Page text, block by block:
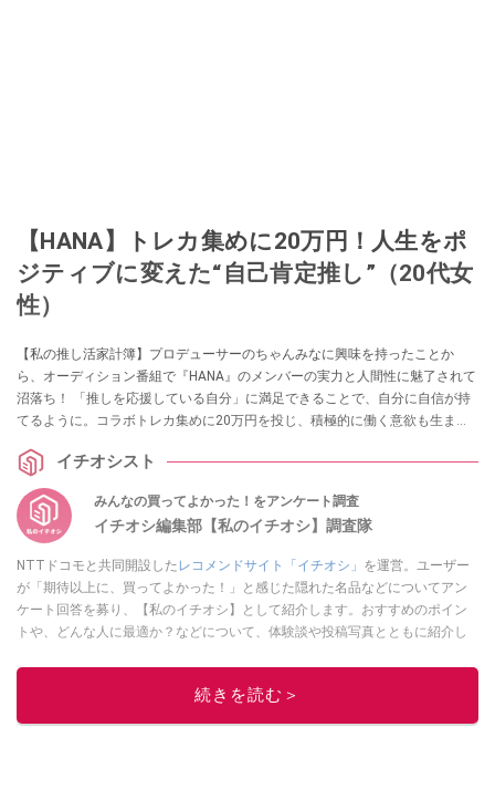
【HANA】トレカ集めに20万円！人生をポ
ジティブに変えた“自己肯定推し”（20代女
性）
【私の推し活家計簿】プロデューサーのちゃんみなに興味を持ったことか
ら、オーディション番組で『HANA』のメンバーの実力と人間性に魅了されて
沼落ち！ 「推しを応援している自分」に満足できることで、自分に自信が持
てるように。コラボトレカ集めに20万円を投じ、積極的に働く意欲も生まれ
イチオシスト
みんなの買ってよかった！をアンケート調査
イチオシ編集部【私のイチオシ】調査隊
NTTドコモと共同開設した レコメンドサイト「イチオシ」 を運営。ユーザー
が「期待以上に、買ってよかった！」と感じた隠れた名品などについてアン
ケート回答を募り、【私のイチオシ】として紹介します。おすすめのポイン
トや、どんな人に最適か？などについて、体験談や投稿写真とともに紹介し
このイチオシストの他の記事を読む
続きを読む＞